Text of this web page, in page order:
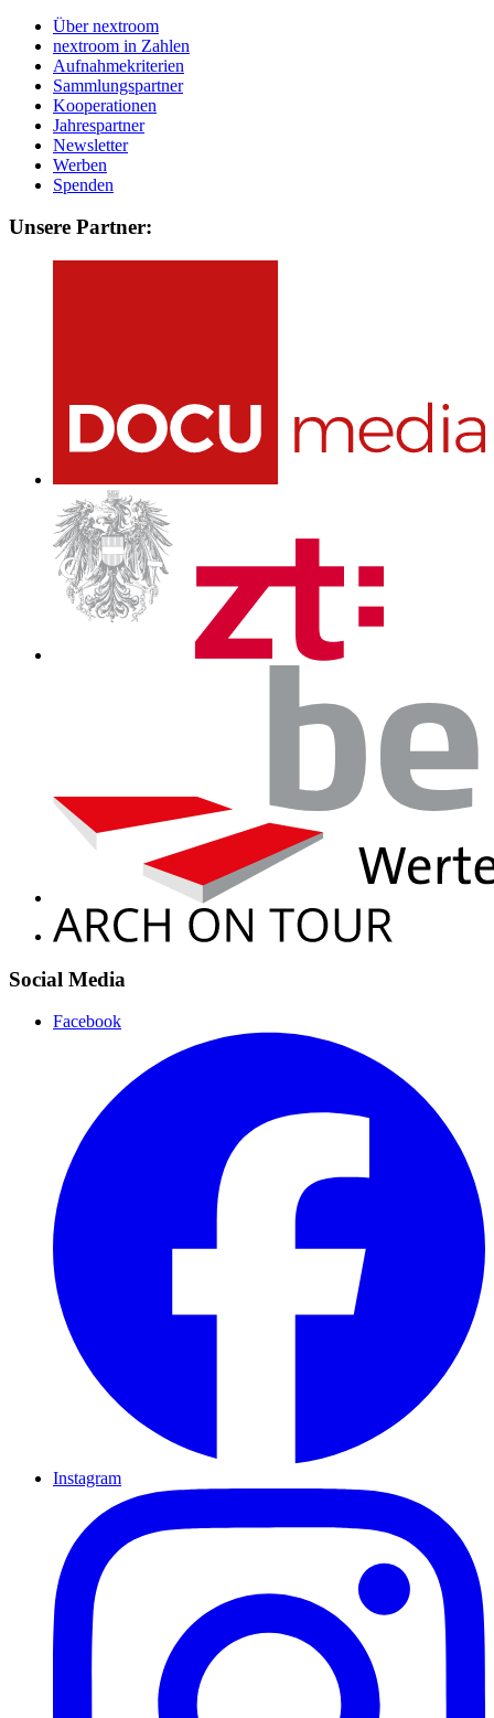
Über nextroom
nextroom in Zahlen
Aufnahmekriterien
Sammlungspartner
Kooperationen
Jahrespartner
Newsletter
Werben
Spenden
Unsere Partner:
Social Media
Facebook
Instagram